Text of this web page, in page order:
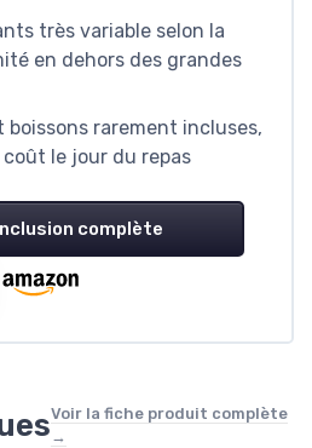
très variable selon la
en dehors des grandes
boissons rarement incluses,
le jour du repas
complète
Voir la fiche produit complète
→